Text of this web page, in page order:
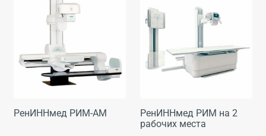
РенИННмед РИМ-АМ
РенИННмед РИМ на 2
рабочих места